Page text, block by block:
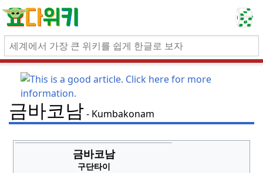
금바코남 Kumbakonam
금바코남
구단타이